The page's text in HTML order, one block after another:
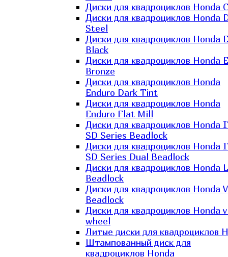
Диски для квадроциклов Honda
Диски для квадроциклов Honda
Steel
Диски для квадроциклов Honda
Black
Диски для квадроциклов Honda
Bronze
Диски для квадроциклов Honda
Enduro Dark Tint
Диски для квадроциклов Honda
Enduro Flat Mill
Диски для квадроциклов Honda
SD Series Beadlock
Диски для квадроциклов Honda
SD Series Dual Beadlock
Диски для квадроциклов Honda
Beadlock
Диски для квадроциклов Honda
Beadlock
Диски для квадроциклов Honda
wheel
Литые диски для квадроциклов
Штампованный диск для
квадроциклов Honda